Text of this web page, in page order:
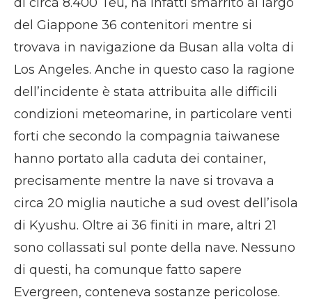
del Giappone 36 contenitori mentre si
trovava in navigazione da Busan alla volta di
Los Angeles. Anche in questo caso la ragione
dell’incidente è stata attribuita alle difficili
condizioni meteomarine, in particolare venti
forti che secondo la compagnia taiwanese
hanno portato alla caduta dei container,
precisamente mentre la nave si trovava a
circa 20 miglia nautiche a sud ovest dell’isola
di Kyushu. Oltre ai 36 finiti in mare, altri 21
sono collassati sul ponte della nave. Nessuno
di questi, ha comunque fatto sapere
Evergreen, conteneva sostanze pericolose.